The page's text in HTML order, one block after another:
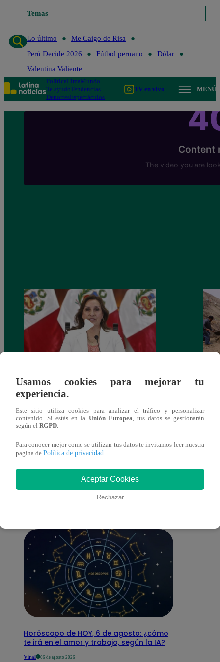
Temas
Lo último
Lo último
Me Caigo de Risa
Perú Decide 2026
Fútbol peruano
Dólar
Valentina Valiente
PolíticaLimaMundo
Te ayudoTendencias
DeportesEspectáculos
TV en vivo MENÚ
Congreso: proponen que el aumento del
salario presidencial se aplique desde 2026
Las
También te puede
interesar
Horóscopo de HOY, 6 de agosto: ¿cómo
te irá en el amor y trabajo, según la IA?
Viral 06 de agosto 2026
Usamos cookies para mejorar tu
experiencia.
Este sitio utiliza cookies para analizar el tráfico y personalizar
contenido. Si estás en la Unión Europea, tus datos se gestionarán
según el RGPD.
Para conocer mejor como se utilizan tus datos te invitamos leer nuestra
pagina de Política de privacidad.
Aceptar Cookies
Rechazar